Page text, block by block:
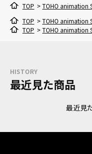
TOP > TOHO animation
TOP > TOHO animation
TOP > TOHO animation
HISTORY
最近見た商品
最近見